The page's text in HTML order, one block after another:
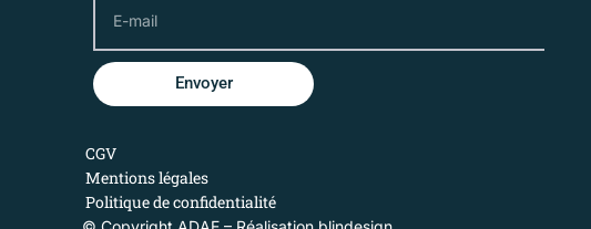
Envoyer
CGV
Mentions légales
Politique de confidentialité